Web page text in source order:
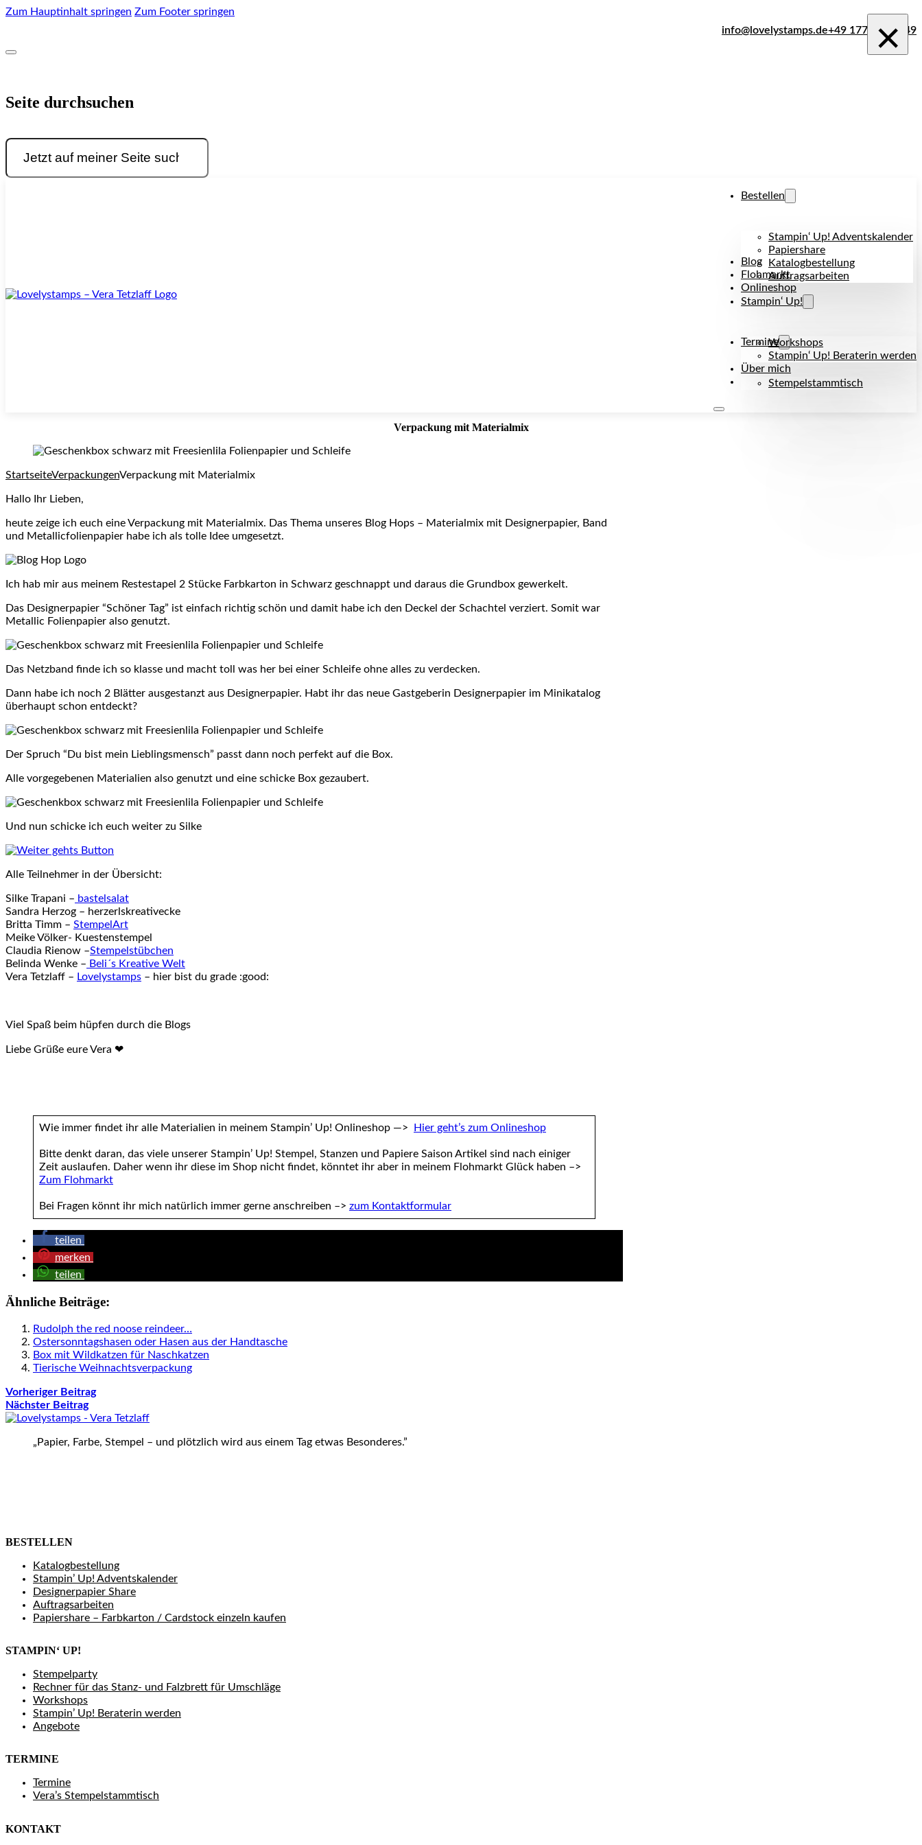
Zum Hauptinhalt springen Zum Footer springen
info@lovelystamps.de+49 177 242 1849
Seite durchsuchen
Suchen
×
Bestellen
Stampin‘ Up! Adventskalender
Papiershare
Katalogbestellung
Auftragsarbeiten
Blog
Flohmarkt
Onlineshop
Stampin‘ Up!
Workshops
Stampin‘ Up! Beraterin werden
Termine
Stempelstammtisch
Über mich
Kontakt
Verpackung mit Materialmix
StartseiteVerpackungenVerpackung mit Materialmix
Hallo Ihr Lieben,
heute zeige ich euch eine Verpackung mit Materialmix. Das Thema unseres Blog Hops – Materialmix mit Designerpapier, Band
und Metallicfolienpapier habe ich als tolle Idee umgesetzt.
Ich hab mir aus meinem Restestapel 2 Stücke Farbkarton in Schwarz geschnappt und daraus die Grundbox gewerkelt.
Das Designerpapier “Schöner Tag” ist einfach richtig schön und damit habe ich den Deckel der Schachtel verziert. Somit war
Metallic Folienpapier also genutzt.
Das Netzband finde ich so klasse und macht toll was her bei einer Schleife ohne alles zu verdecken.
Dann habe ich noch 2 Blätter ausgestanzt aus Designerpapier. Habt ihr das neue Gastgeberin Designerpapier im Minikatalog
überhaupt schon entdeckt?
Der Spruch “Du bist mein Lieblingsmensch” passt dann noch perfekt auf die Box.
Alle vorgegebenen Materialien also genutzt und eine schicke Box gezaubert.
Und nun schicke ich euch weiter zu Silke
Alle Teilnehmer in der Übersicht:
Silke Trapani – bastelsalat
Sandra Herzog – herzerlskreativecke
Britta Timm – StempelArt
Meike Völker- Kuestenstempel
Claudia Rienow –Stempelstübchen
Belinda Wenke – Beli´s Kreative Welt
Vera Tetzlaff – Lovelystamps – hier bist du grade :good:
Viel Spaß beim hüpfen durch die Blogs
Liebe Grüße eure Vera ❤
Wie immer findet ihr alle Materialien in meinem Stampin’ Up! Onlineshop —> Hier geht’s zum Onlineshop
Bitte denkt daran, das viele unserer Stampin’ Up! Stempel, Stanzen und Papiere Saison Artikel sind nach einiger
Zeit auslaufen. Daher wenn ihr diese im Shop nicht findet, könntet ihr aber in meinem Flohmarkt Glück haben –>
Zum Flohmarkt
Bei Fragen könnt ihr mich natürlich immer gerne anschreiben –> zum Kontaktformular
teilen
merken
teilen
Ähnliche Beiträge:
Rudolph the red noose reindeer…
Ostersonntagshasen oder Hasen aus der Handtasche
Box mit Wildkatzen für Naschkatzen
Tierische Weihnachtsverpackung
Vorheriger Beitrag
Nächster Beitrag
„Papier, Farbe, Stempel – und plötzlich wird aus einem Tag etwas Besonderes.”
BESTELLEN
Katalogbestellung
Stampin’ Up! Adventskalender
Designerpapier Share
Auftragsarbeiten
Papiershare – Farbkarton / Cardstock einzeln kaufen
STAMPIN‘ UP!
Stempelparty
Rechner für das Stanz- und Falzbrett für Umschläge
Workshops
Stampin’ Up! Beraterin werden
Angebote
TERMINE
Termine
Vera’s Stempelstammtisch
KONTAKT